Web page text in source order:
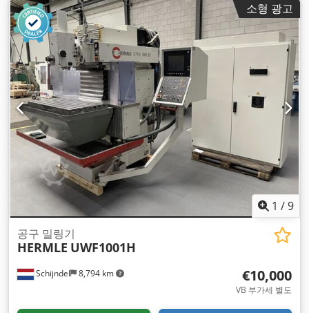
소형 광고
1 /9
Schijndel 8,794 km
공구 밀링기
HERMLE UWF1001H
€10,000
VB 부가세 별도